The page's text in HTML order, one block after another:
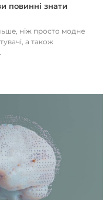
повинні знати
ніж просто модне
а також